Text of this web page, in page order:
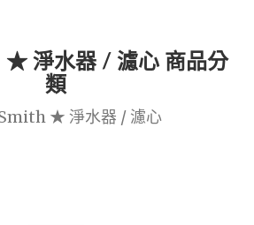
★ 淨水器 / 濾心 商品分
類
★ 淨水器 / 濾心